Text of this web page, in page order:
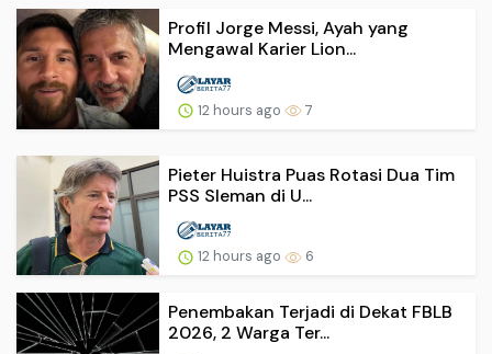
Profil Jorge Messi, Ayah yang
Mengawal Karier Lion...
12 hours ago 7
Pieter Huistra Puas Rotasi Dua Tim
PSS Sleman di U...
12 hours ago 6
Penembakan Terjadi di Dekat FBLB
2026, 2 Warga Ter...